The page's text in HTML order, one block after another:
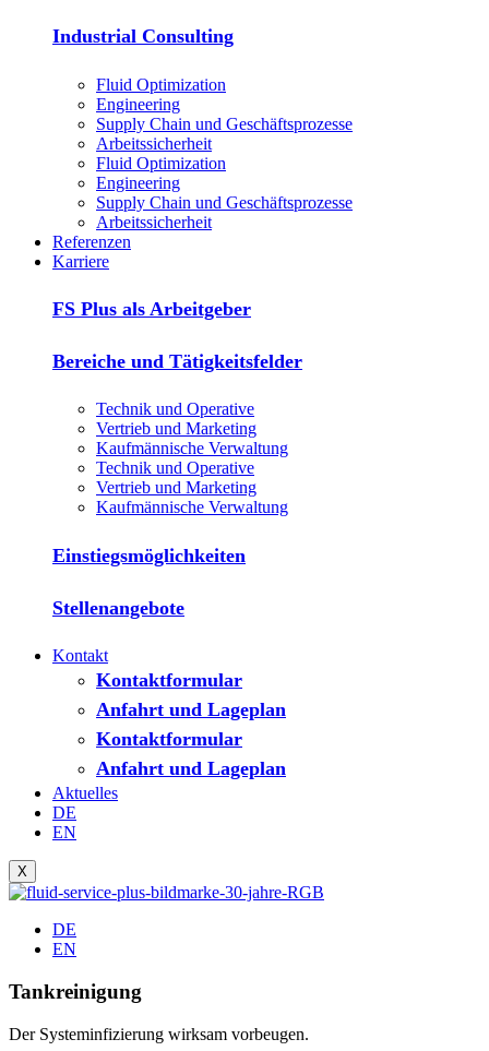
Industrial Consulting
Fluid Optimization
Engineering
Supply Chain und Geschäftsprozesse
Arbeitssicherheit
Fluid Optimization
Engineering
Supply Chain und Geschäftsprozesse
Arbeitssicherheit
Referenzen
Karriere
FS Plus als Arbeitgeber
Bereiche und Tätigkeitsfelder
Technik und Operative
Vertrieb und Marketing
Kaufmännische Verwaltung
Technik und Operative
Vertrieb und Marketing
Kaufmännische Verwaltung
Einstiegsmöglichkeiten
Stellenangebote
Kontakt
Kontaktformular
Anfahrt und Lageplan
Kontaktformular
Anfahrt und Lageplan
Aktuelles
DE
EN
X
DE
EN
Tankreinigung
Der Systeminfizierung wirksam vorbeugen.